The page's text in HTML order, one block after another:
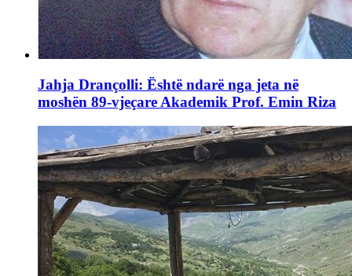
Jahja Drançolli: Është ndarë nga jeta në
moshën 89-vjeçare Akademik Prof. Emin Riza